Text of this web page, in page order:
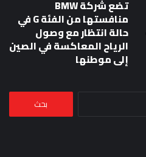
تضع شركة BMW
منافستها من الفئة G في
حالة انتظار مع وصول
الرياح المعاكسة في الصين
إلى موطنها
البحث